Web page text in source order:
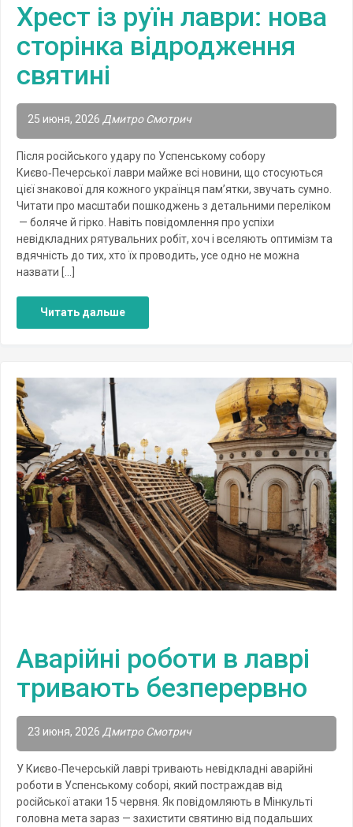
Хрест із руїн лаври: нова
сторінка відродження
святині
25 июня, 2026 Дмитро Смотрич
Після російського удару по Успенському собору
Києво‑Печерської лаври майже всі новини, що стосуються
цієї знакової для кожного українця пам’ятки, звучать сумно.
Читати про масштаби пошкоджень з детальними переліком
— боляче й гірко. Навіть повідомлення про успіхи
невідкладних рятувальних робіт, хоч і вселяють оптимізм та
вдячність до тих, хто їх проводить, усе одно не можна
назвати […]
Читать дальше
Аварійні роботи в лаврі
тривають безперервно
23 июня, 2026 Дмитро Смотрич
У Києво‑Печерській лаврі тривають невідкладні аварійні
роботи в Успенському соборі, який постраждав від
російської атаки 15 червня. Як повідомляють в Мінкульті
головна мета зараз — захистити святиню від подальших